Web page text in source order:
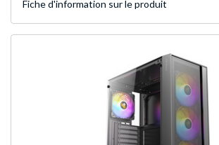
Fiche d'infor­mation sur le produit